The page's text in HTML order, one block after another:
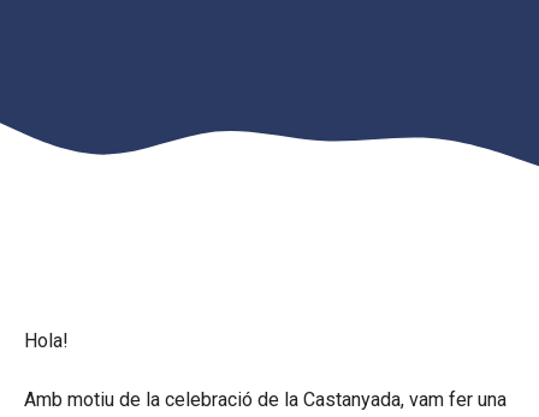
Hola!
Amb motiu de la celebració de la Castanyada, vam fer una